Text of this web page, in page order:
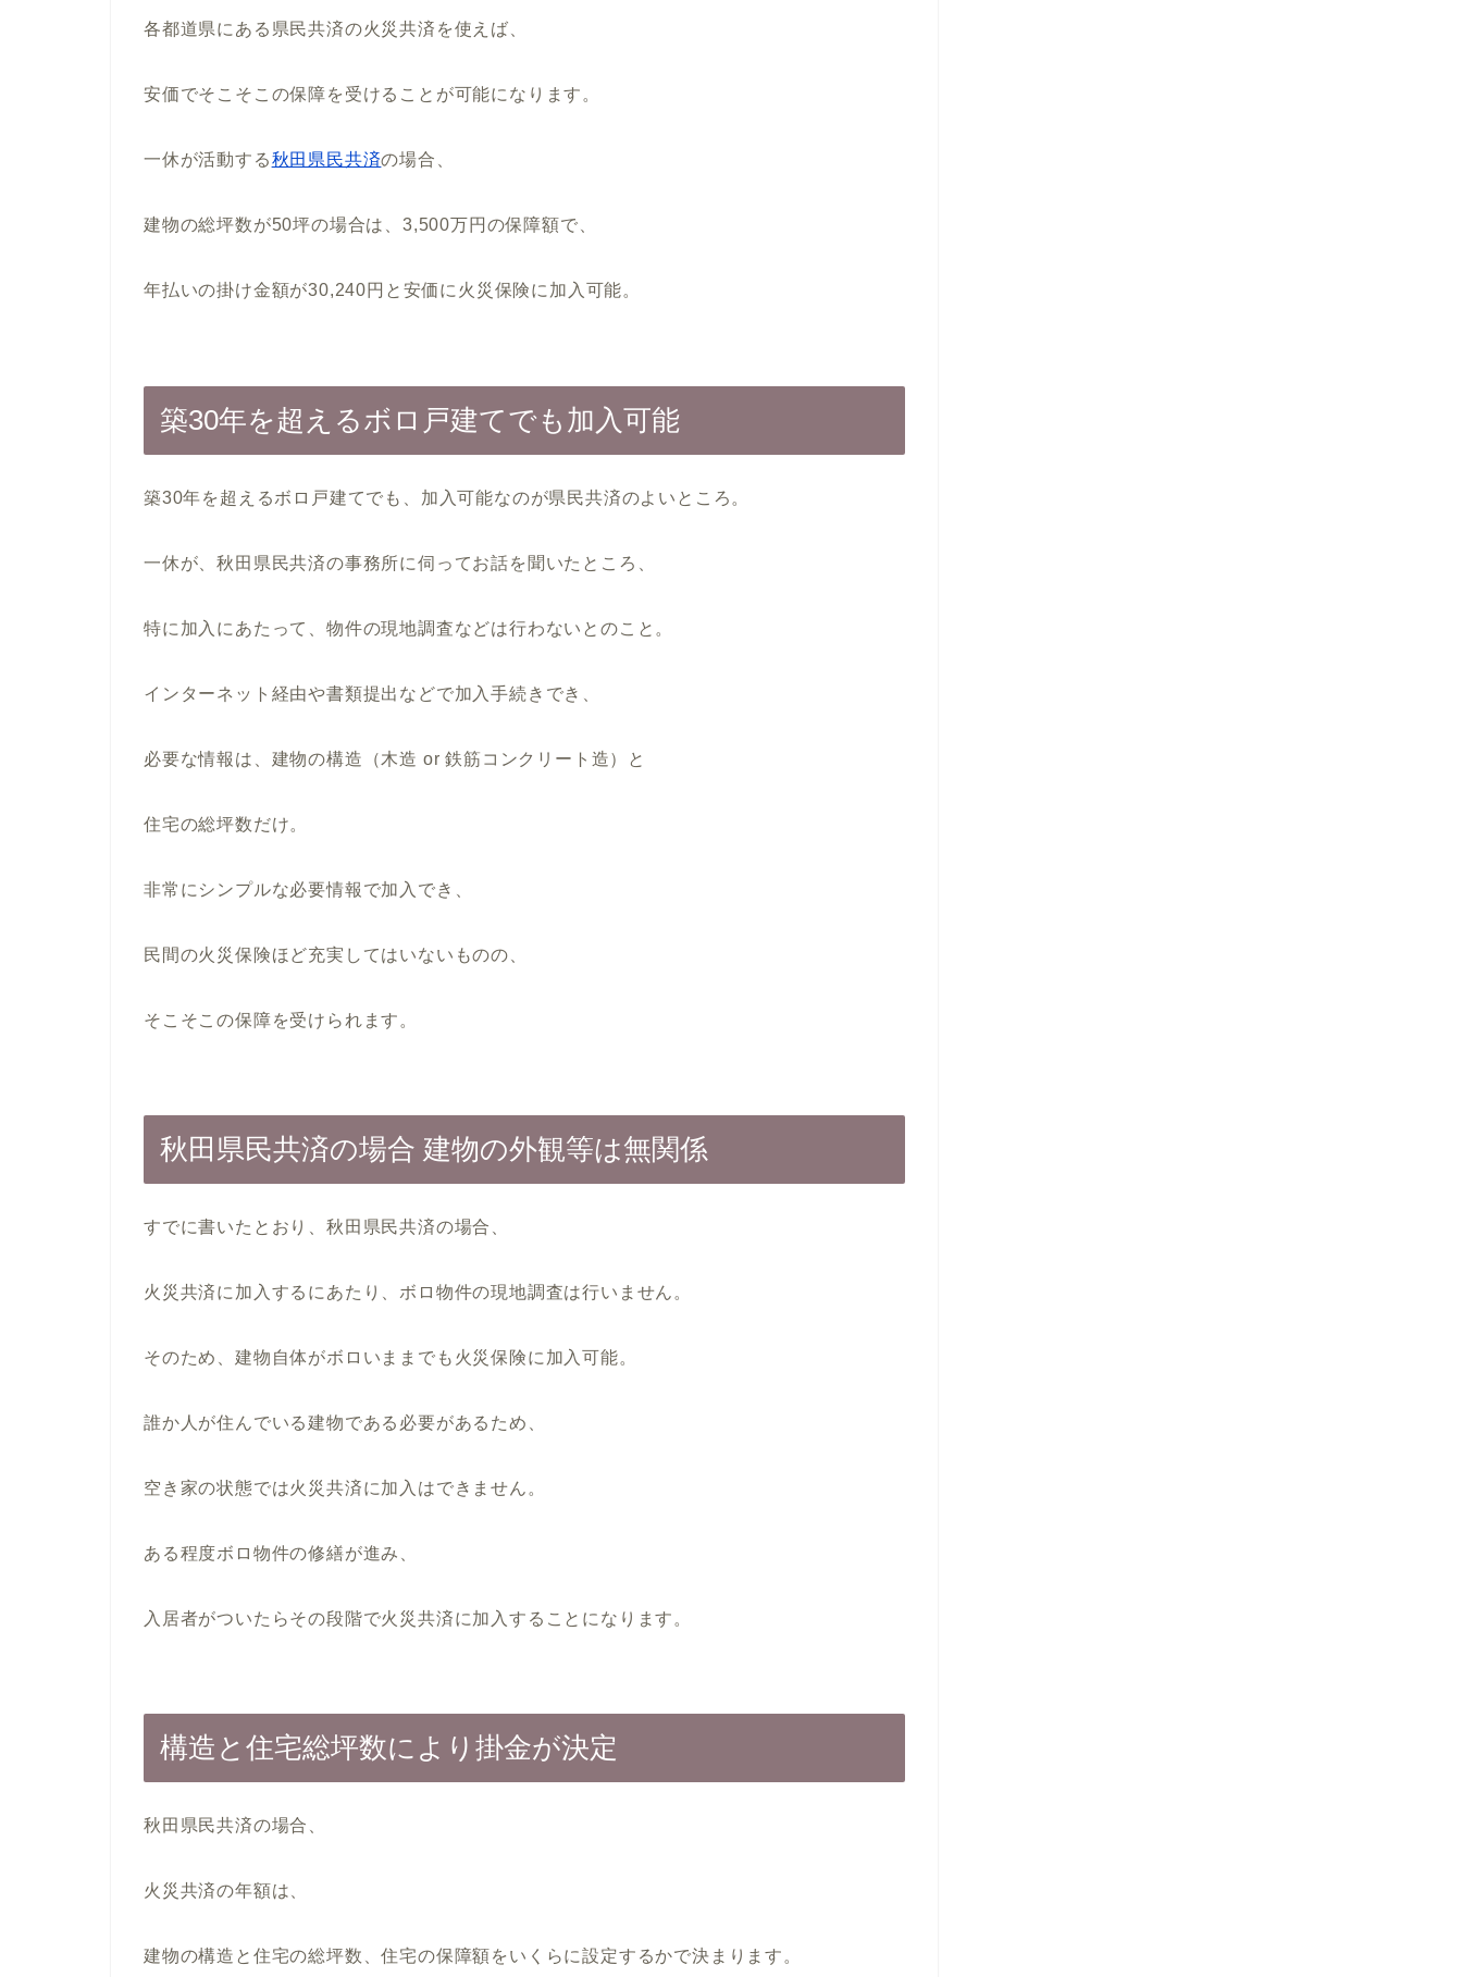
各都道県にある県民共済の火災共済を使えば、
安価でそこそこの保障を受けることが可能になります。
一休が活動する秋田県民共済の場合、
建物の総坪数が50坪の場合は、3,500万円の保障額で、
年払いの掛け金額が30,240円と安価に火災保険に加入可能。
築30年を超えるボロ戸建てでも加入可能
築30年を超えるボロ戸建てでも、加入可能なのが県民共済のよいところ。
一休が、秋田県民共済の事務所に伺ってお話を聞いたところ、
特に加入にあたって、物件の現地調査などは行わないとのこと。
インターネット経由や書類提出などで加入手続きでき、
必要な情報は、建物の構造（木造 or 鉄筋コンクリート造）と
住宅の総坪数だけ。
非常にシンプルな必要情報で加入でき、
民間の火災保険ほど充実してはいないものの、
そこそこの保障を受けられます。
秋田県民共済の場合 建物の外観等は無関係
すでに書いたとおり、秋田県民共済の場合、
火災共済に加入するにあたり、ボロ物件の現地調査は行いません。
そのため、建物自体がボロいままでも火災保険に加入可能。
誰か人が住んでいる建物である必要があるため、
空き家の状態では火災共済に加入はできません。
ある程度ボロ物件の修繕が進み、
入居者がついたらその段階で火災共済に加入することになります。
構造と住宅総坪数により掛金が決定
秋田県民共済の場合、
火災共済の年額は、
建物の構造と住宅の総坪数、住宅の保障額をいくらに設定するかで決まります。